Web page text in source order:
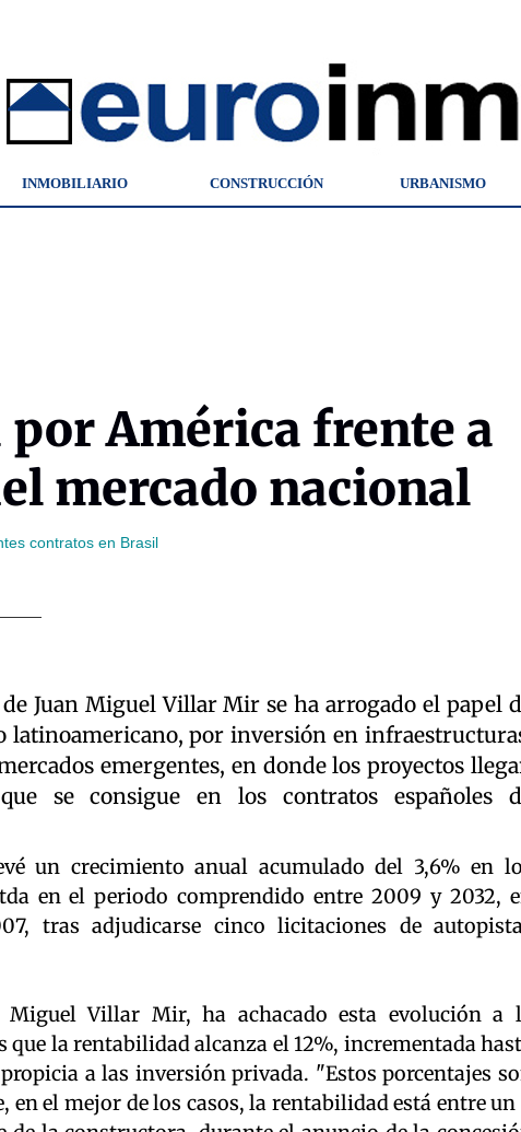
INMOBILIARIO CONSTRUCCIÓN URBANISMO
por América frente a
mercado nacional
contratos en Brasil
Juan Miguel Villar Mir se ha arrogado el papel
latinoamericano, por inversión en
emergentes, en donde los proyectos
se consigue en los contratos españoles
un crecimiento anual acumulado del 3,6% en
en el periodo comprendido entre 2009 y 2032,
tras adjudicarse cinco licitaciones de
Miguel Villar Mir, ha achacado esta evolución a
que la rentabilidad alcanza el 12%, incrementada
a las inversión privada. "Estos porcentajes
en el mejor de los casos, la rentabilidad está entre un